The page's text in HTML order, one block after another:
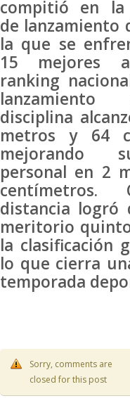
compitió en la
de lanzamiento
la que se
15 mejores
ranking
disciplina
metros y 64
mejorando
personal en 2
centímetros.
distancia logró
meritorio
la clasificación
lo que cierra
temporada
Sorry, comments are
closed for this post